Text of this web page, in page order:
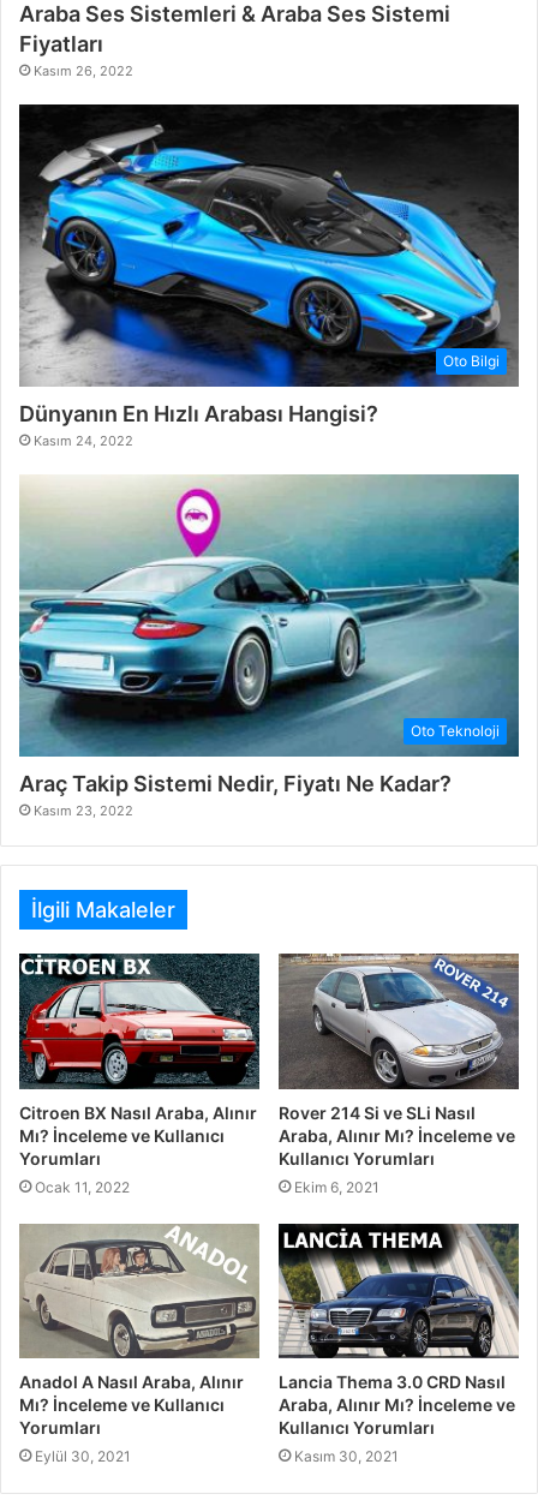
Araba Ses Sistemleri & Araba Ses Sistemi
Fiyatları
Kasım 26, 2022
Oto Bilgi
Dünyanın En Hızlı Arabası Hangisi?
Kasım 24, 2022
Oto Teknoloji
Araç Takip Sistemi Nedir, Fiyatı Ne Kadar?
Kasım 23, 2022
İlgili Makaleler
Citroen BX Nasıl Araba, Alınır
Mı? İnceleme ve Kullanıcı
Yorumları
Ocak 11, 2022
Rover 214 Si ve SLi Nasıl
Araba, Alınır Mı? İnceleme ve
Kullanıcı Yorumları
Ekim 6, 2021
Anadol A Nasıl Araba, Alınır
Mı? İnceleme ve Kullanıcı
Yorumları
Eylül 30, 2021
Lancia Thema 3.0 CRD Nasıl
Araba, Alınır Mı? İnceleme ve
Kullanıcı Yorumları
Kasım 30, 2021